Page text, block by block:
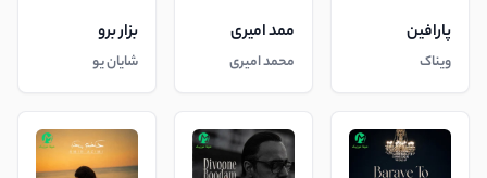
پارافین
ویناک
ممد امیری
محمد امیری
بزار برو
شایان یو